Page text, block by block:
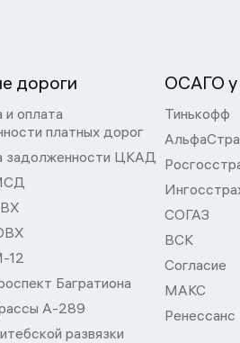
дороги
и оплата
платных дорог
задолженности ЦКАД
12
Багратиона
А-289
развязки
ОСАГО у
Тинькофф
СОГАЗ
ВСК
Согласие
МАКС
Ренессанс